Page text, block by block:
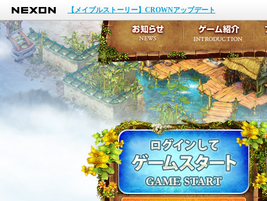
NEXON
【メイプルストーリー】CROWNアップデート
お知らせ
イベント
アップデート
メンテナンス